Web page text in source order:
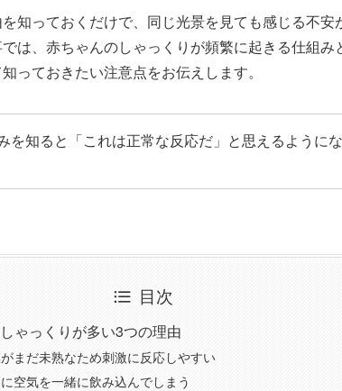
知っておくだけで、同じ光景を見ても感じる不安
は、赤ちゃんのしゃっくりが頻繁に起きる仕組み
っておきたい注意点をお伝えします。
を知ると「これは正常な反応だ」と思えるように
目次
ゃっくりが多い3つの理由
まだ未熟なため刺激に反応しやすい
空気を一緒に飲み込んでしまう